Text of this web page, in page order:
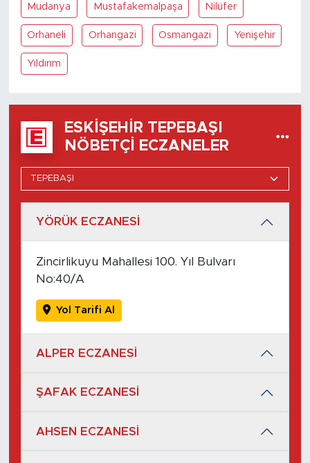
Mudanya Mustafakemalpaşa Nilüfer
Orhaneli Orhangazi Osmangazi Yenişehir
Yıldırım
ESKIŞEHIR TEPEBAŞI
NÖBETÇI ECZANELER
YÖRÜK ECZANESİ
Zincirlikuyu Mahallesi 100. Yıl Bulvarı
No:40/A
Yol Tarifi Al
ALPER ECZANESİ
ŞAFAK ECZANESİ
AHSEN ECZANESİ